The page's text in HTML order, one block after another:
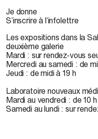
Je donne
S’inscrire à l’infolettre
Les expositions dans la
deuxième galerie
Mardi : sur rendez-vous
Mercredi au samedi : de
Jeudi : de midi à 19 h
Laboratoire nouveaux
Mardi au vendredi : de 10
Samedi au lundi : sur